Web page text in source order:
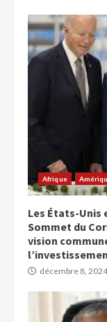
Afrique
Les États-Unis
Sommet du
vision
décembre 8, 2024